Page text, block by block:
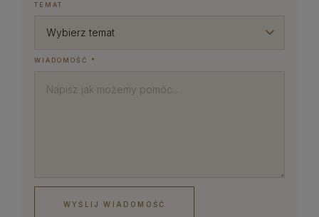
TEMAT
WIADOMOŚĆ *
WYŚLIJ WIADOMOŚĆ